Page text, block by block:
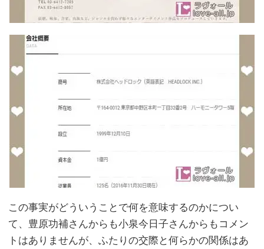
この事実がどういうことで何を意味するのかについ
て、豊原功補さんからも小泉今日子さんからもコメン
トはありませんが、ふたりの交際と何らかの関係はあ